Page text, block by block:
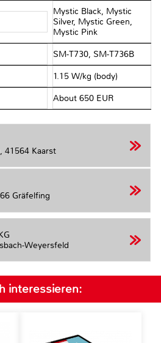
Mystic Black, Mystic
Silver, Mystic Green,
Mystic Pink
SM-T730, SM-T736B
1.15 W/kg (body)
About 650 EUR
41564 Kaarst
Gräfelfing
Weyersfeld
interessieren: